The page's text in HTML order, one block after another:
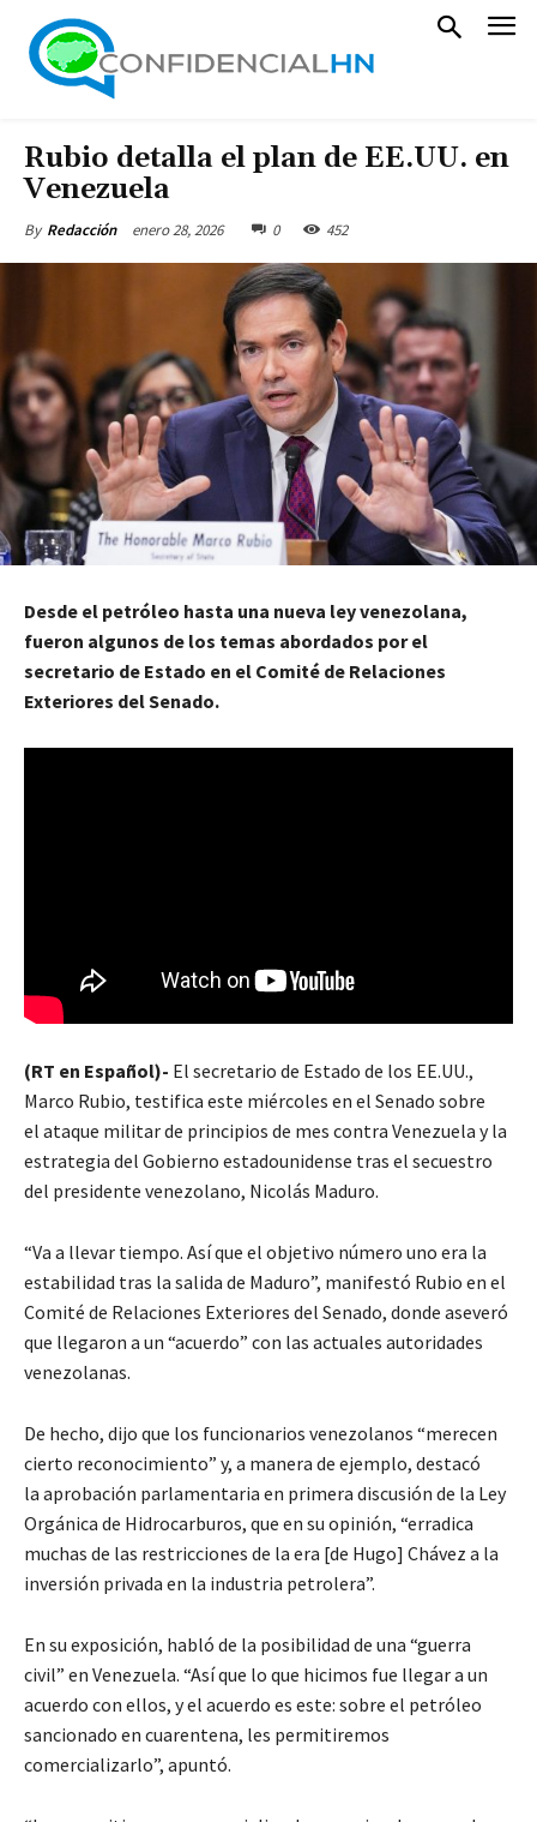
Rubio detalla el plan de EE.UU. en
Venezuela
By Redacción enero 28, 2026 0 452
Desde el petróleo hasta una nueva ley venezolana,
fueron algunos de los temas abordados por el
secretario de Estado en el Comité de Relaciones
Exteriores del Senado.
(RT en Español)- El secretario de Estado de los EE.UU.,
Marco Rubio, testifica este miércoles en el Senado sobre
el ataque militar de principios de mes contra Venezuela y la
estrategia del Gobierno estadounidense tras el secuestro
del presidente venezolano, Nicolás Maduro.
“Va a llevar tiempo. Así que el objetivo número uno era la
estabilidad tras la salida de Maduro”, manifestó Rubio en el
Comité de Relaciones Exteriores del Senado, donde aseveró
que llegaron a un “acuerdo” con las actuales autoridades
venezolanas.
De hecho, dijo que los funcionarios venezolanos “merecen
cierto reconocimiento” y, a manera de ejemplo, destacó
la aprobación parlamentaria en primera discusión de la Ley
Orgánica de Hidrocarburos, que en su opinión, “erradica
muchas de las restricciones de la era [de Hugo] Chávez a la
inversión privada en la industria petrolera”.
En su exposición, habló de la posibilidad de una “guerra
civil” en Venezuela. “Así que lo que hicimos fue llegar a un
acuerdo con ellos, y el acuerdo es este: sobre el petróleo
sancionado en cuarentena, les permitiremos
comercializarlo”, apuntó.